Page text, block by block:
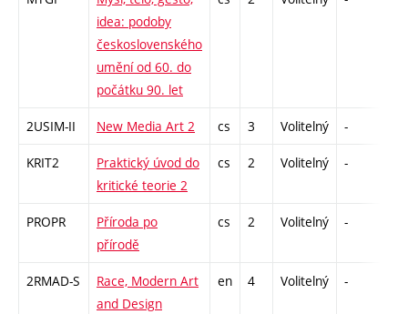
idea: podoby
československého
umění od 60. do
počátku 90. let
2USIM-II New Media Art 2 cs 3 Volitelný -
KRIT2
Praktický úvod do
kritické teorie 2
cs 2 Volitelný -
PROPR
Příroda po
přírodě
cs 2 Volitelný -
2RMAD-S
Race, Modern Art
and Design
en 4 Volitelný -